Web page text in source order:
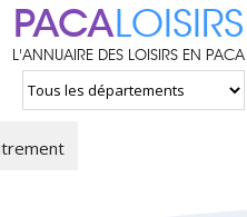
PACALOISIRS
L'ANNUAIRE DES LOISIRS EN PACA